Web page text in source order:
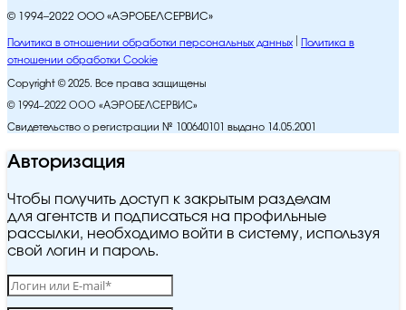
© 1994–2022 ООО «АЭРОБЕЛСЕРВИС»
Политика в отношении обработки персональных данных
Политика в
отношении обработки Cookie
Copyright © 2025. Все права защищены
© 1994–2022 ООО «АЭРОБЕЛСЕРВИС»
Свидетельство о регистрации № 100640101 выдано 14.05.2001
Авторизация
Чтобы получить доступ к закрытым разделам
для агентств и подписаться на профильные
рассылки, необходимо войти в систему, используя
свой логин и пароль.